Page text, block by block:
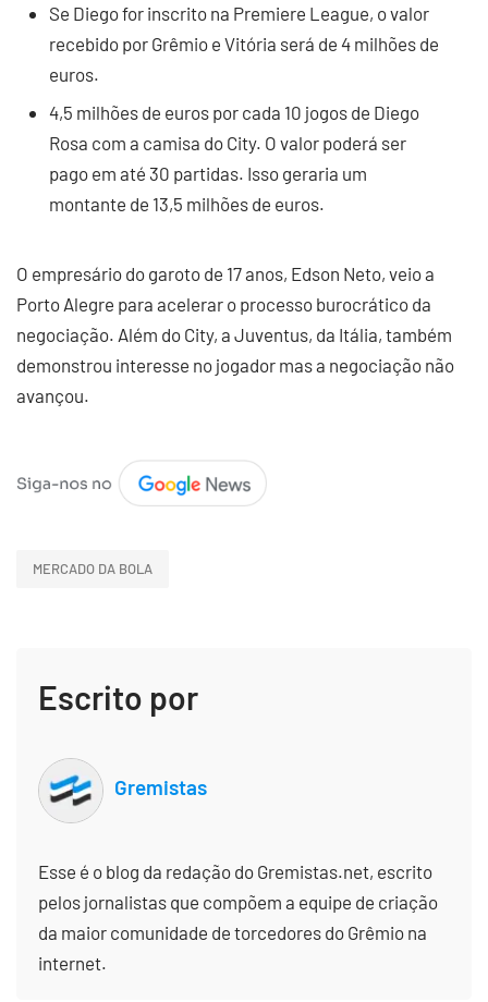
Se Diego for inscrito na Premiere League, o valor
recebido por Grêmio e Vitória será de 4 milhões de
euros.
4,5 milhões de euros por cada 10 jogos de Diego
Rosa com a camisa do City. O valor poderá ser
pago em até 30 partidas. Isso geraria um
montante de 13,5 milhões de euros.
O empresário do garoto de 17 anos, Edson Neto, veio a
Porto Alegre para acelerar o processo burocrático da
negociação. Além do City, a Juventus, da Itália, também
demonstrou interesse no jogador mas a negociação não
avançou.
MERCADO DA BOLA
Escrito por
Gremistas
Esse é o blog da redação do Gremistas.net, escrito
pelos jornalistas que compõem a equipe de criação
da maior comunidade de torcedores do Grêmio na
internet.